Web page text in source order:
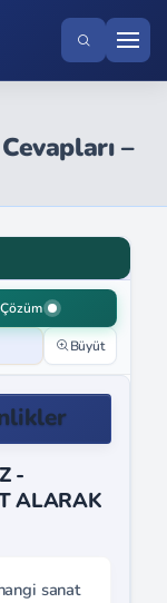
–
Çözüm
Büyüt
-
ALARAK
sanat